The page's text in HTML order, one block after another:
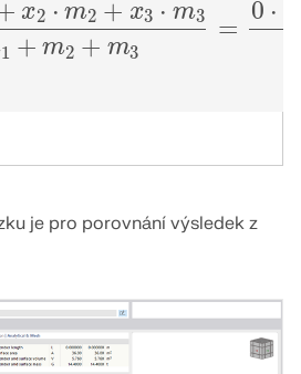
ZÓN
2·m2+x3·m3m1 +m2+
je pro porovnání výsledek z